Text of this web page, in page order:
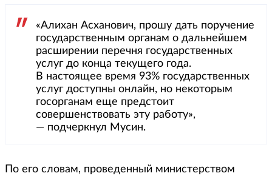
«Алихан Асханович, прошу дать поручение
государственным органам о дальнейшем
расширении перечня государственных
услуг до конца текущего года.
В настоящее время 93% государственных
услуг доступны онлайн, но некоторым
госорганам еще предстоит
совершенствовать эту работу»,
— подчеркнул Мусин.
По его словам, проведенный министерством